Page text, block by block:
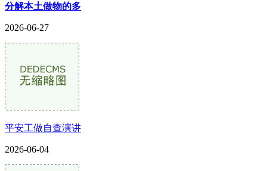
分解本土做物的多
2026-06-27
平安工做自查演讲
2026-06-04